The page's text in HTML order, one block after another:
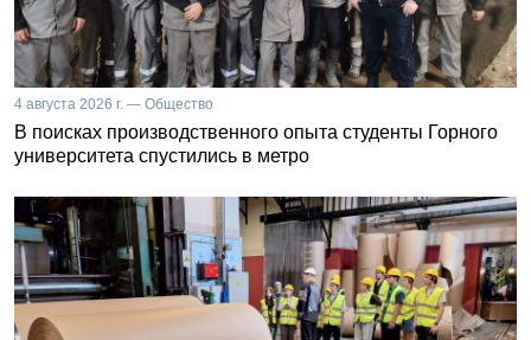
4 августа 2026 г. — Общество
В поисках производственного опыта студенты Горного
университета спустились в метро